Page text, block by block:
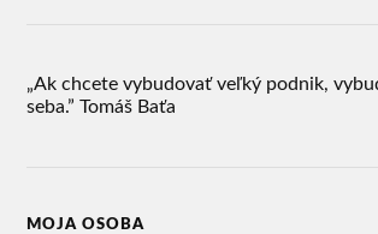
„Ak chcete vybudovať veľký podnik,
seba.” Tomáš Baťa
MOJA OSOBA